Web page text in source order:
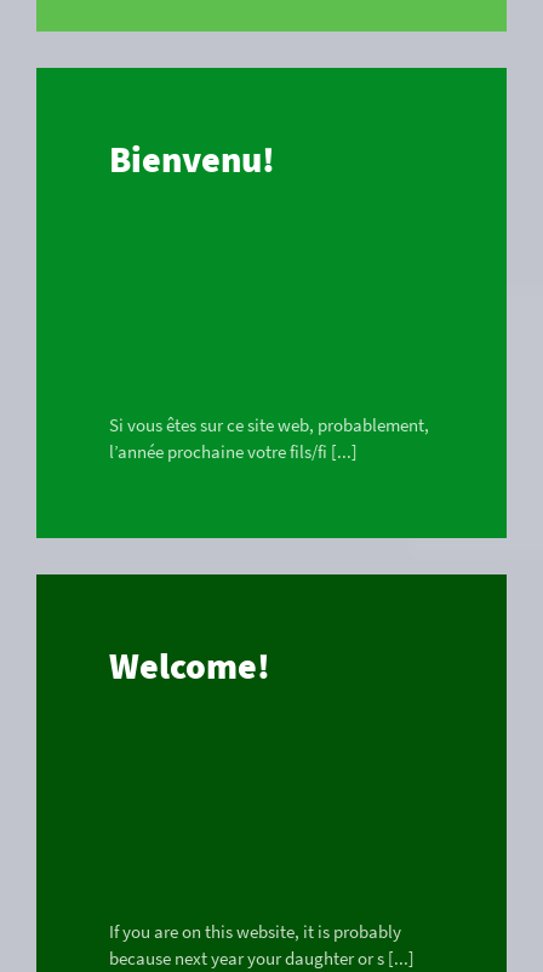
Bienvenu!
Si vous êtes sur ce site web, probablement,
l’année prochaine votre fils/fi [...]
Welcome!
If you are on this website, it is probably
because next year your daughter or s [...]